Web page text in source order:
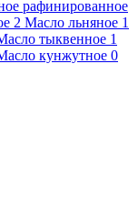
рафинированное
2 Масло льняное 1
тыквенное 1
кунжутное 0